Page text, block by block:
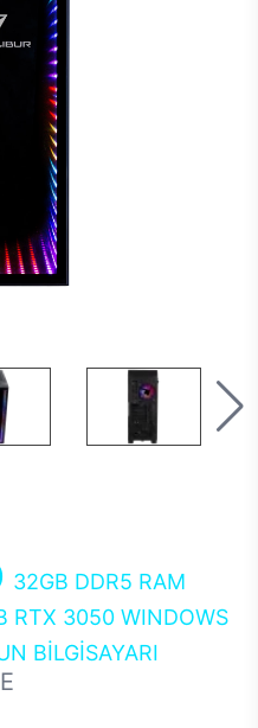
32GB DDR5 RAM
RTX 3050 WINDOWS
BİLGİSAYARI